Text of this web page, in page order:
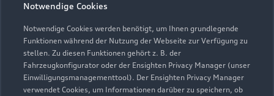
Notwendige Cookies
Notwendige Cookies werden benötigt, um Ihnen grundlegende
Funktionen während der Nutzung der Webseite zur Verfügung zu
stellen. Zu diesen Funktionen gehört z. B. der
Fahrzeugkonfigurator oder der Ensighten Privacy Manager (unser
Einwilligungsmanagementtool). Der Ensighten Privacy Manager
verwendet Cookies, um Informationen darüber zu speichern, ob
Zubehörverkauf
Geschlossen,öffnet am Montag 06:30
Zurück nach oben